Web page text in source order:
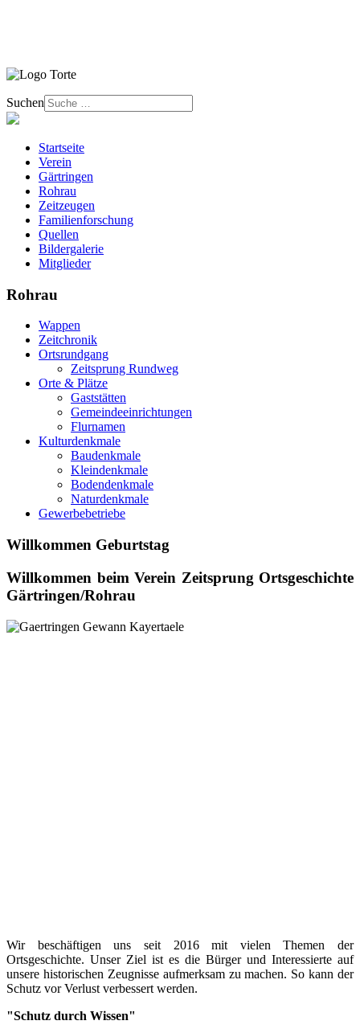
Suchen
Startseite
Verein
Gärtringen
Rohrau
Zeitzeugen
Familienforschung
Quellen
Bildergalerie
Mitglieder
Rohrau
Wappen
Zeitchronik
Ortsrundgang
Zeitsprung Rundweg
Orte & Plätze
Gaststätten
Gemeindeeinrichtungen
Flurnamen
Kulturdenkmale
Baudenkmale
Kleindenkmale
Bodendenkmale
Naturdenkmale
Gewerbebetriebe
Willkommen Geburtstag
Willkommen beim Verein Zeitsprung Ortsgeschichte
Gärtringen/Rohrau
Wir beschäftigen uns seit 2016 mit vielen Themen der
Ortsgeschichte. Unser Ziel ist es die Bürger und Interessierte auf
unsere historischen Zeugnisse aufmerksam zu machen. So kann der
Schutz vor Verlust verbessert werden.
"Schutz durch Wissen"